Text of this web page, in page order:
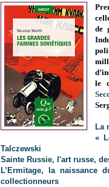
de
le
La
«
Talczewski
Sainte Russie, l'art russe,
L’Ermitage, la naissance
collectionneurs